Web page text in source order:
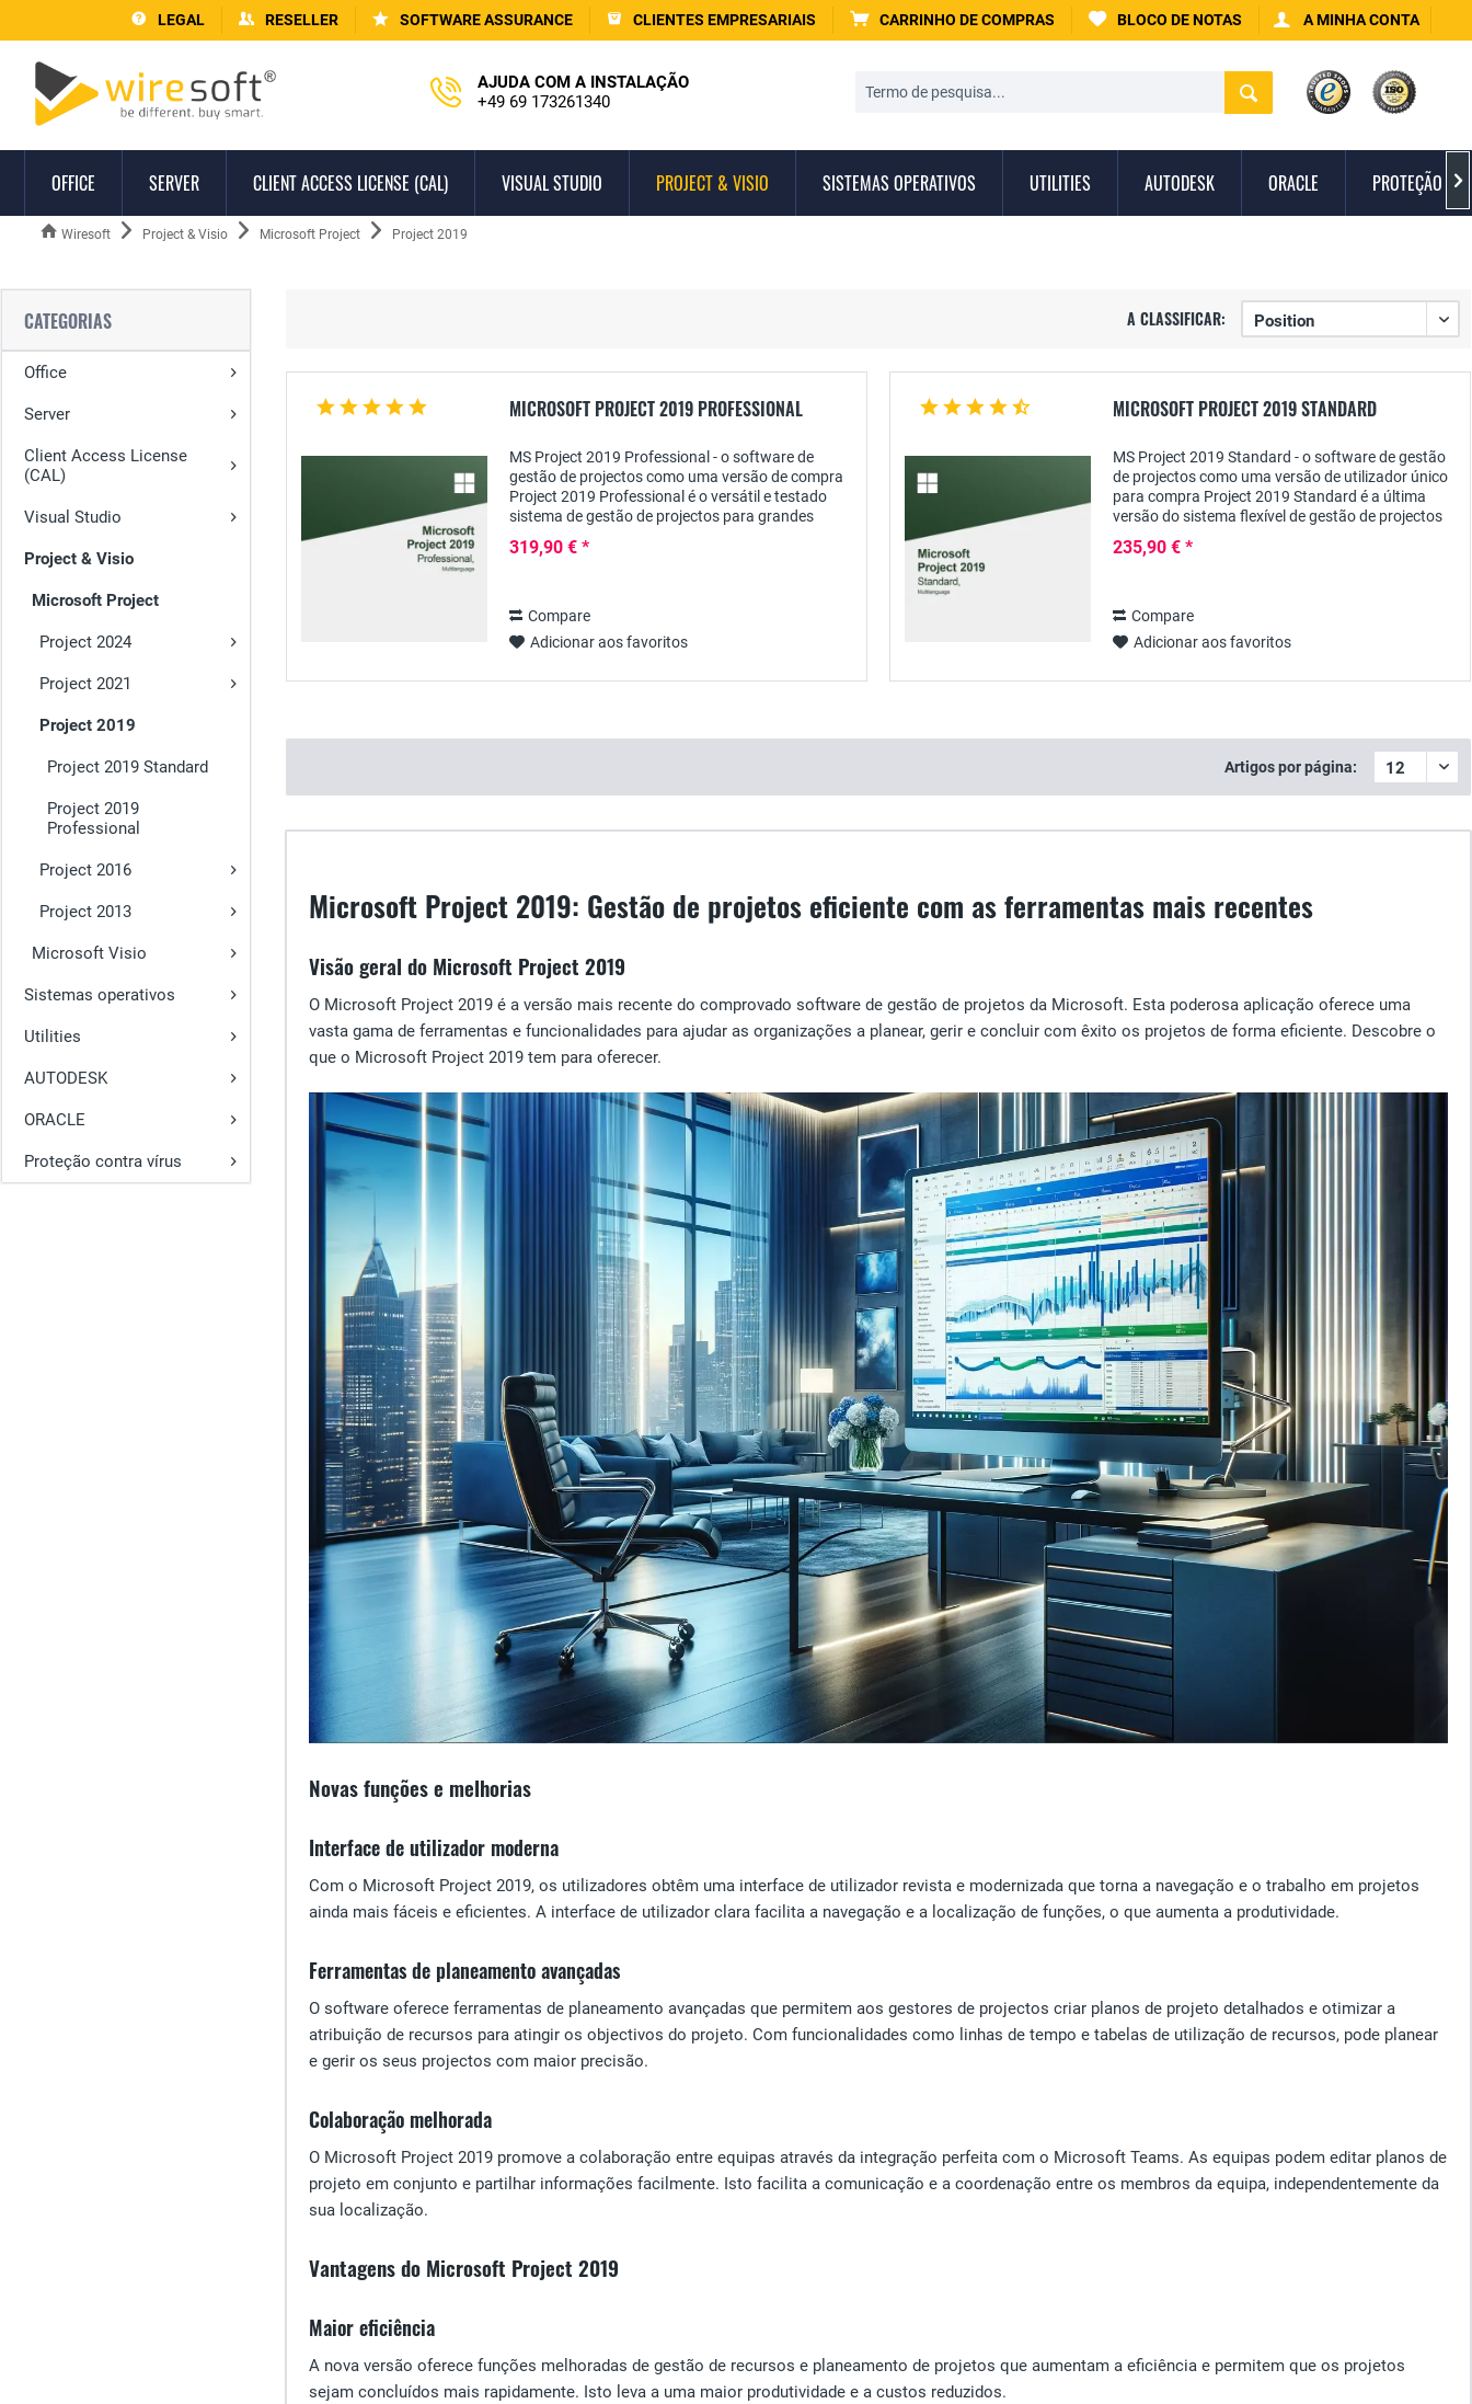
LEGAL RESELLER SOFTWARE ASSURANCE CLIENTES EMPRESARIAIS CARRINHO DE COMPRAS BLOCO DE NOTAS A MINHA CONTA
AJUDA COM A INSTALAÇÃO
+49 69 173261340
OFFICE SERVER CLIENT ACCESS LICENSE (CAL) VISUAL STUDIO PROJECT & VISIO SISTEMAS OPERATIVOS UTILITIES AUTODESK ORACLE PROTEÇÃO 
Wiresoft Project & Visio Microsoft Project Project 2019
CATEGORIAS
Office
Server
Client Access License
(CAL)
Visual Studio
Project & Visio
Microsoft Project
Project 2024
Project 2021
Project 2019
Project 2019 Standard
Project 2019
Professional
Project 2016
Project 2013
Microsoft Visio
Sistemas operativos
Utilities
AUTODESK
ORACLE
Proteção contra vírus
A CLASSIFICAR:
MICROSOFT PROJECT 2019 PROFESSIONAL
MS Project 2019 Professional - o software de
gestão de projectos como uma versão de compra
Project 2019 Professional é o versátil e testado
sistema de gestão de projectos para grandes
vasta gama...
319,90 € *
Compare
Adicionar aos favoritos
MICROSOFT PROJECT 2019 STANDARD
MS Project 2019 Standard - o software de gestão
de projectos como uma versão de utilizador único
para compra Project 2019 Standard é a última
versão do sistema flexível de gestão de projectos
235,90 € *
Compare
Adicionar aos favoritos
Artigos por página:
Microsoft Project 2019: Gestão de projetos eficiente com as ferramentas mais recentes
Visão geral do Microsoft Project 2019
O Microsoft Project 2019 é a versão mais recente do comprovado software de gestão de projetos da Microsoft. Esta poderosa aplicação oferece uma
vasta gama de ferramentas e funcionalidades para ajudar as organizações a planear, gerir e concluir com êxito os projetos de forma eficiente. Descobre o
que o Microsoft Project 2019 tem para oferecer.
Novas funções e melhorias
Interface de utilizador moderna
Com o Microsoft Project 2019, os utilizadores obtêm uma interface de utilizador revista e modernizada que torna a navegação e o trabalho em projetos
ainda mais fáceis e eficientes. A interface de utilizador clara facilita a navegação e a localização de funções, o que aumenta a produtividade.
Ferramentas de planeamento avançadas
O software oferece ferramentas de planeamento avançadas que permitem aos gestores de projectos criar planos de projeto detalhados e otimizar a
atribuição de recursos para atingir os objectivos do projeto. Com funcionalidades como linhas de tempo e tabelas de utilização de recursos, pode planear
e gerir os seus projectos com maior precisão.
Colaboração melhorada
O Microsoft Project 2019 promove a colaboração entre equipas através da integração perfeita com o Microsoft Teams. As equipas podem editar planos de
projeto em conjunto e partilhar informações facilmente. Isto facilita a comunicação e a coordenação entre os membros da equipa, independentemente da
sua localização.
Vantagens do Microsoft Project 2019
Maior eficiência
A nova versão oferece funções melhoradas de gestão de recursos e planeamento de projetos que aumentam a eficiência e permitem que os projetos
sejam concluídos mais rapidamente. Isto leva a uma maior produtividade e a custos reduzidos.